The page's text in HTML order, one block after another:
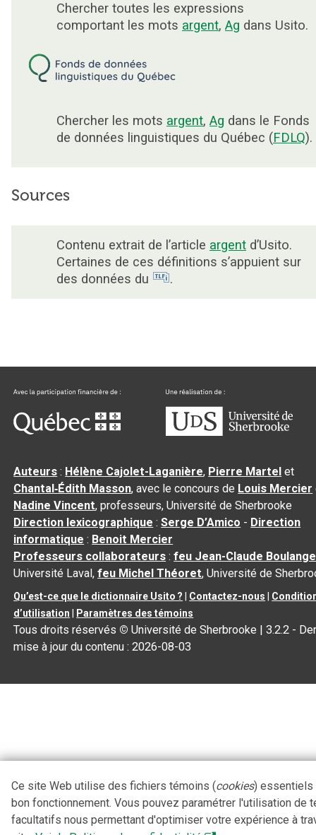
Chercher toutes les expressions
comportant les mots argent, Ag dans Usito.
Chercher les mots argent, Ag dans le Fonds
de données linguistiques du Québec (FDLQ).
Sources
Contenu extrait de l’article argent d’Usito.
Certaines de ces définitions s’appuient sur
des données du
.
Auteurs : Hélène Cajolet-Laganière, Pierre Martel et
Chantal‑Édith Masson, avec le concours de Louis Mercier
Nadine Vincent, professeurs, Université de Sherbrooke
Direction lexicographique :Serge D’Amico - Direction
informatique : Benoit Mercier
Professeurs collaborateurs :feu Jean-Claude
Université Laval,feu Michel Théoret, Université de
Qu’est-ce que le dictionnaire Usito ? Contactez-nous
d’utilisation
Paramètres des témoins
Tous droits réservés © Université de Sherbrooke |3.2.2 -
mise à jour du contenu :2026-08-03
Ce site Web utilise des fichiers témoins (cookies) essentiels
bon fonctionnement. Vous pouvez paramétrer l'utilisation de
facultatifs nous permettant d'optimiser votre expérience à